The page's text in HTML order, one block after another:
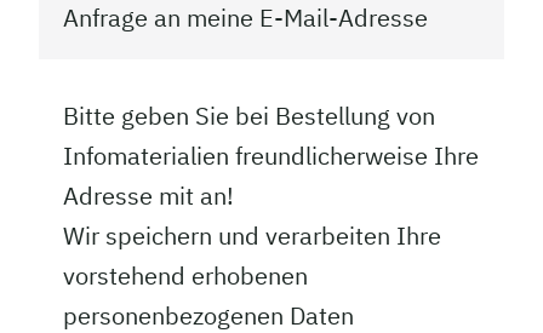
Anfrage an meine E-Mail-Adresse
Bitte geben Sie bei Bestellung von
Infomaterialien freundlicherweise Ihre
Adresse mit an!
Wir speichern und verarbeiten Ihre
vorstehend erhobenen
personenbezogenen Daten